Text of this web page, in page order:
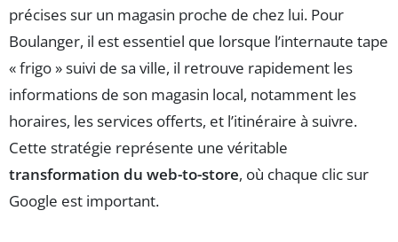
précises sur un magasin proche de chez lui. Pour
Boulanger, il est essentiel que lorsque l’internaute tape
« frigo » suivi de sa ville, il retrouve rapidement les
informations de son magasin local, notamment les
horaires, les services offerts, et l’itinéraire à suivre.
Cette stratégie représente une véritable
transformation du web-to-store, où chaque clic sur
Google est important.